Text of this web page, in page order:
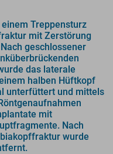
Treppensturz
mit Zerstörung
geschlossener
das laterale
halben Hüftkopf
unterfüttert und mittels
mit
Nach
wurde